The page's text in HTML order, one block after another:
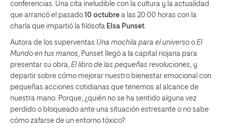
conferencias. Una cita ineludible con la cultura y la actualidad
que arrancó el pasado 10 octubre a las 20:00 horas con la
charla que impartió la filósofa Elsa Punset.
Autora de los superventas Una mochila para el universo o El
Mundo en tus manos, Punset llegó a la capital riojana para
presentar su obra, El libro de las pequeñas revoluciones, y
departir sobre cómo mejorar nuestro bienestar emocional con
pequeñas acciones cotidianas que tenemos al alcance de
nuestra mano. Porque, ¿quién no se ha sentido alguna vez
perdido o bloqueado ante una situación estresante o no sabe
cómo zafarse de un entorno tóxico?